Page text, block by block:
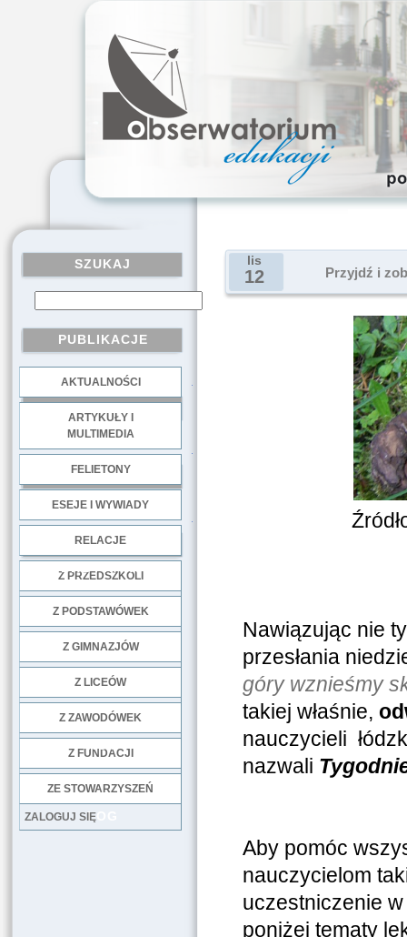
SZUKAJ
PUBLIKACJE
AKTUALNOŚCI
ARTYKUŁY I
MULTIMEDIA
FELIETONY
ESEJE I WYWIADY
RELACJE
Z PRZEDSZKOLI
Z PODSTAWÓWEK
Z GIMNAZJÓW
Z LICEÓW
Z ZAWODÓWEK
Z FUNDACJI
ZE STOWARZYSZEŃ
LOG
ZALOGUJ SIĘ
lis
12 Przyjdź i
Nawiązując nie
przesłania
góry wznieśmy
takiej właśnie,
nauczycieli
nazwali
Aby pomóc
nauczycielom
uczestniczenie
poniżej tematy